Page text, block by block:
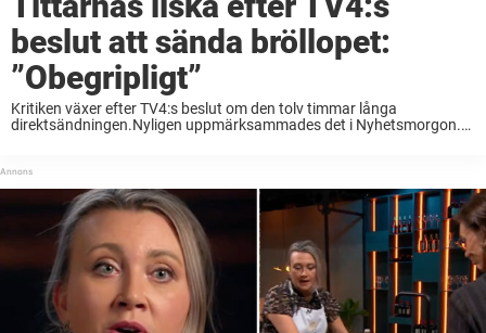
beslut att sända bröllopet:
”Obegripligt”
Kritiken växer efter TV4:s beslut om den tolv timmar långa
direktsändningen.Nyligen uppmärksammades det i Nyhetsmorgon.